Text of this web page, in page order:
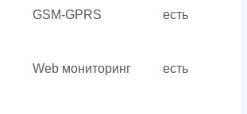
GSM-GPRS есть
Web мониторинг есть